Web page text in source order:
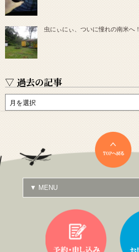
虫にぃにぃ、ついに憧れの南米へ！
▽ 過去の記事